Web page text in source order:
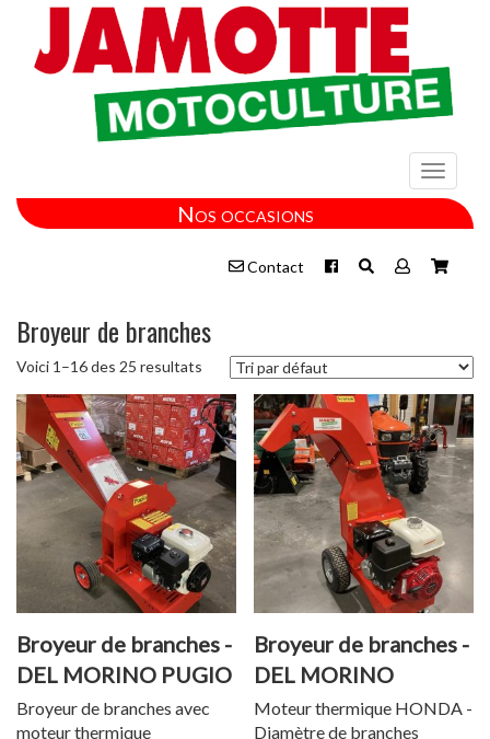
Toggle
Nos occasions
Contact
Broyeur de branches
Voici 1–16 des 25 resultats
Broyeur de branches -
DEL MORINO PUGIO
GP200
Broyeur de branches avec
moteur thermique
Broyeur de branches -
DEL MORINO
SCUTUM GX 390
Moteur thermique HONDA -
Diamètre de branches